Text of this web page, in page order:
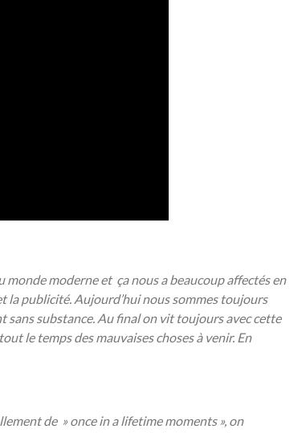
monde moderne et ça nous a beaucoup affectés en
la publicité. Aujourd’hui nous sommes toujours
sans substance. Au final on vit toujours avec cette
le temps des mauvaises choses à venir. En
de » once in a lifetime moments », on